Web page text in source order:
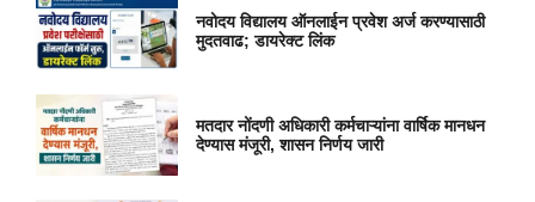
नवोदय विद्यालय ऑनलाईन प्रवेश अर्ज करण्यासाठी
मुदतवाढ; डायरेक्ट लिंक
मतदार नोंदणी अधिकारी कर्मचाऱ्यांना वार्षिक मानधन
देण्यास मंजूरी, शासन निर्णय जारी